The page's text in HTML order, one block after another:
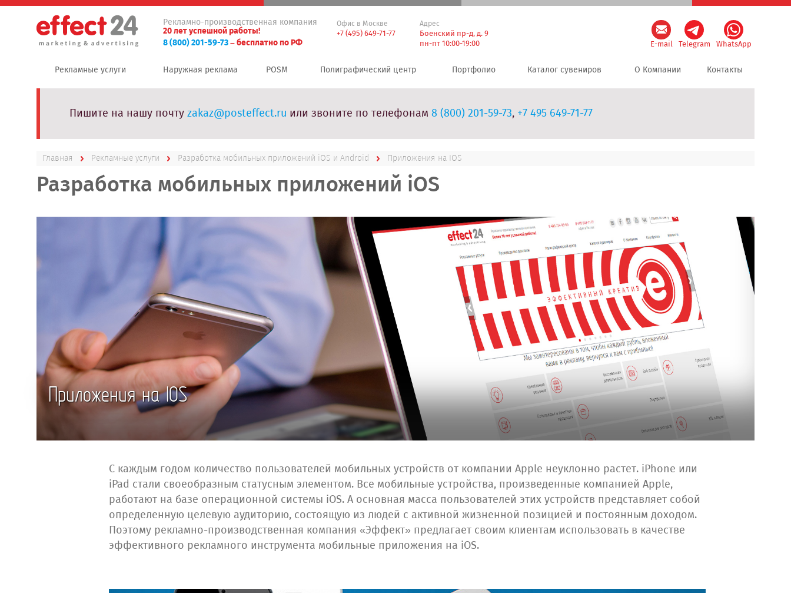
Рекламно-производственная компания
20 лет успешной работы!
8 (800) 201-59-73– бесплатно по РФ
Офис в Москве
+7 (495) 649-71-77
Адрес
Боенский пр-д, д. 9
пн-пт 10:00-19:00
E-mail Telegram WhatsApp
Рекламные услуги Наружная реклама POSM Полиграфический центр Портфолио Каталог сувениров О Компании Контакты
Пишите на нашу почтуzakaz@posteffect.ru или звоните по телефонам 8 (800) 201-59-73, +7 495 649-71-77
Главная Рекламные услуги Разработка мобильных приложений iOS и Android Приложения на IOS
Разработка мобильных приложений iOS
Приложения на IOS
С каждым годом количество пользователей мобильных устройств от компании Apple неуклонно растет. iPhone или
iPad стали своеобразным статусным элементом. Все мобильные устройства, произведенные компанией Apple,
работают на базе операционной системы iOS. А основная масса пользователей этих устройств представляет собой
определенную целевую аудиторию, состоящую из людей с активной жизненной позицией и постоянным доходом.
Поэтому рекламно-производственная компания «Эффект» предлагает своим клиентам использовать в качестве
эффективного рекламного инструмента мобильные приложения на iOS.